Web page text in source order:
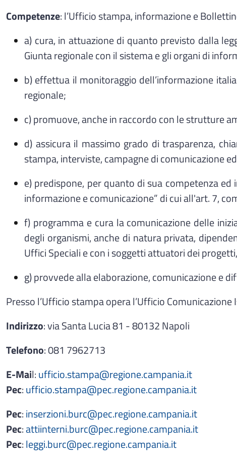
Competenze: l’Ufficio stampa, informazione e
a) cura, in attuazione di quanto previsto dalla
Giunta regionale con il sistema e gli organi di
b) effettua il monitoraggio dell’informazione
regionale;
c) promuove, anche in raccordo con le strutture
d) assicura il massimo grado di trasparenza,
stampa, interviste, campagne di comunicazione
e) predispone, per quanto di sua competenza
informazione e comunicazione” di cui all'art. 7,
f) programma e cura la comunicazione delle
degli organismi, anche di natura privata,
Uffici Speciali e con i soggetti attuatori dei
g) provvede alla elaborazione, comunicazione e
Presso l’Ufficio stampa opera l’Ufficio Comunicazione
Indirizzo: via Santa Lucia 81 - 80132 Napoli
Telefono: 081 7962713
E-Mail: ufficio.stampa@regione.campania.it
Pec: ufficio.stampa@pec.regione.campania.it
Pec: inserzioni.burc@pec.regione.campania.it
Pec:attiinterni.burc@pec.regione.campania.it
Pec: leggi.burc@pec.regione.campania.it